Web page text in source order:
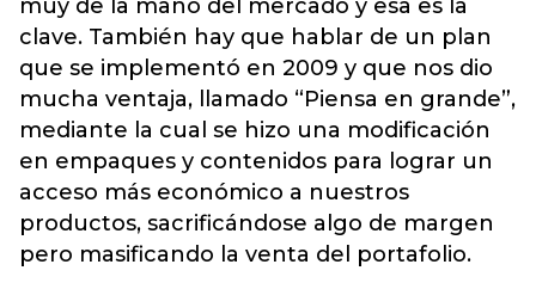
muy de la mano del mercado y esa es la
clave. También hay que hablar de un plan
que se implementó en 2009 y que nos dio
mucha ventaja, llamado “Piensa en grande”,
mediante la cual se hizo una modificación
en empaques y contenidos para lograr un
acceso más económico a nuestros
productos, sacrificándose algo de margen
pero masificando la venta del portafolio.